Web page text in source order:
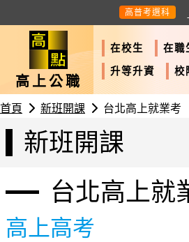
高普考選科
高上公職
在校生 在職
升等升資
校
首頁 新班開課 台北高上就業考
新班開課
台北高上就
高上高考